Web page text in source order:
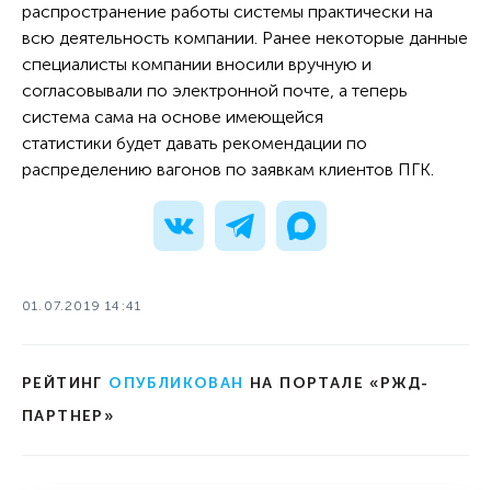
распространение работы системы практически на
всю деятельность компании. Ранее некоторые данные
специалисты компании вносили вручную и
согласовывали по электронной почте, а теперь
система сама на основе имеющейся
статистики будет давать рекомендации по
распределению вагонов по заявкам клиентов ПГК.
01.07.2019 14:41
РЕЙТИНГ ОПУБЛИКОВАН НА ПОРТАЛЕ «РЖД-
ПАРТНЕР»